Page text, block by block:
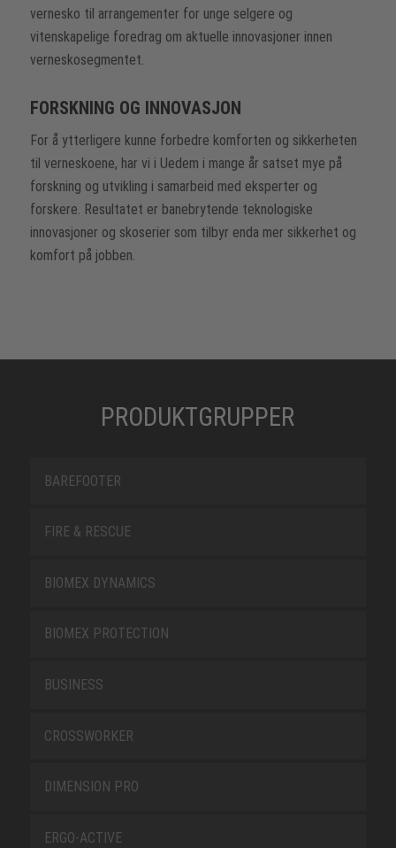
vernesko til arrangementer for unge selgere og
vitenskapelige foredrag om aktuelle innovasjoner innen
verneskosegmentet.
FORSKNING OG INNOVASJON
For å ytterligere kunne forbedre komforten og sikkerheten
til verneskoene, har vi i Uedem i mange år satset mye på
forskning og utvikling i samarbeid med eksperter og
forskere. Resultatet er banebrytende teknologiske
innovasjoner og skoserier som tilbyr enda mer sikkerhet og
komfort på jobben.
PRODUKTGRUPPER
BAREFOOTER
FIRE & RESCUE
BIOMEX DYNAMICS
BIOMEX PROTECTION
BUSINESS
CROSSWORKER
DIMENSION PRO
ERGO-ACTIVE